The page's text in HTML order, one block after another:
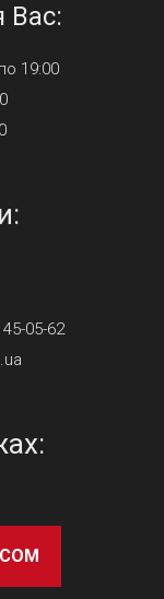
19:00
05-62